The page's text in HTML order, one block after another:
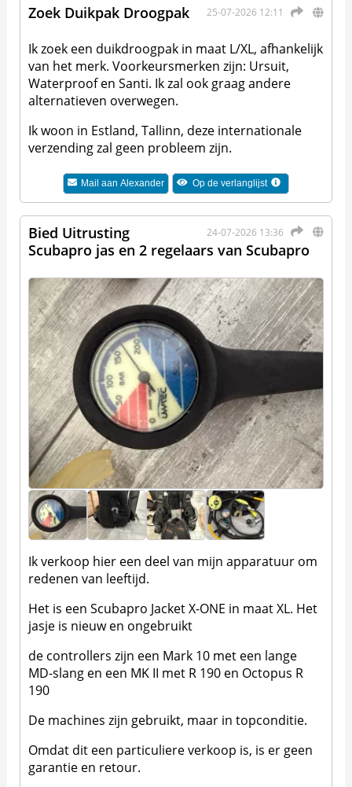
25-07-2026 12:11
Zoek Duikpak Droogpak
Ik zoek een duikdroogpak in maat L/XL, afhankelijk
van het merk. Voorkeursmerken zijn: Ursuit,
Waterproof en Santi. Ik zal ook graag andere
alternatieven overwegen.
Ik woon in Estland, Tallinn, deze internationale
verzending zal geen probleem zijn.
Mail aanAlexander Op de verlanglijst
24-07-2026 13:36
Bied Uitrusting
Scubapro jas en 2 regelaars van Scubapro
Ik verkoop hier een deel van mijn apparatuur om
redenen van leeftijd.
Het is een Scubapro Jacket X-ONE in maat XL. Het
jasje is nieuw en ongebruikt
de controllers zijn een Mark 10 met een lange
MD-slang en een MK II met R 190 en Octopus R
190
De machines zijn gebruikt, maar in topconditie.
Omdat dit een particuliere verkoop is, is er geen
garantie en retour.